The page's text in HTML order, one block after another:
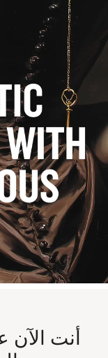
أنت الآن